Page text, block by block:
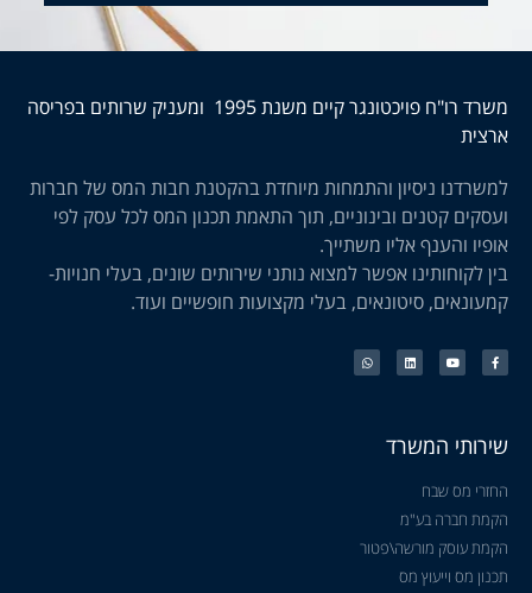
משרד רו"ח פויכטונגר קיים משנת 1995 ומעניק שרותים בפריסה
ארצית
למשרדנו ניסיון והתמחות מיוחדת בהקטנת חבות המס של חברות
ועסקים קטנים ובינוניים, תוך התאמת תכנון המס לכל עסק לפי
אופיו והענף אליו משתייך.
בין לקוחותינו אפשר למצוא נותני שירותים שונים, בעלי חנויות-
קמעונאים, סיטונאים, בעלי מקצועות חופשיים ועוד.
שירותי המשרד
החזרי מס שבח
הקמת חברה בע"מ
הקמת עוסק מורשה\פטור
תכנון מס וייעוץ מס